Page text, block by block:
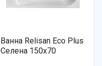
Ванна Relisan Eco Plus
Селена 150х70